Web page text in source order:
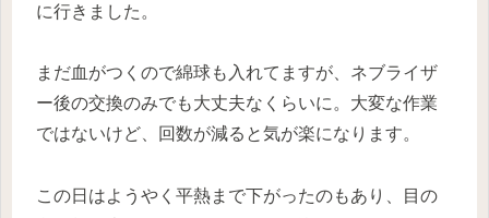
に行きました。
まだ血がつくので綿球も入れてますが、ネブライザ
ー後の交換のみでも大丈夫なくらいに。大変な作業
ではないけど、回数が減ると気が楽になります。
この日はようやく平熱まで下がったのもあり、目の